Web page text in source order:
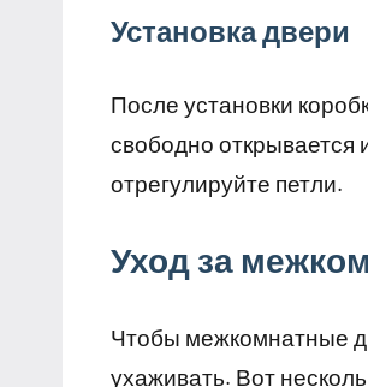
Установка двери
После установки
свободно открывается
отрегулируйте петли.
Уход за
Чтобы межкомнатные
ухаживать. Вот